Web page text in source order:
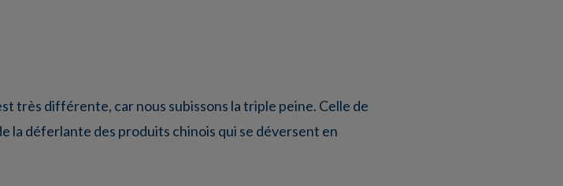
très différente, car nous subissons la triple peine. Celle de
la déferlante des produits chinois qui se déversent en